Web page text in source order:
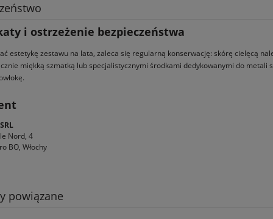
i ostrzeżenie bezpieczeństwa
estetykę zestawu na lata, zaleca się regularną konserwację: skórę cielęcą
miękką szmatką lub specjalistycznymi środkami dedykowanymi do
Nord, 4
BO, Włochy
powiązane